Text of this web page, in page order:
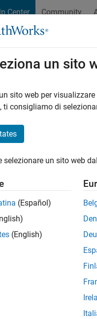
Center Community
Ordina
un sito
sito web per
ti consigliamo di
selezionare un sito web
(Español)
(English)